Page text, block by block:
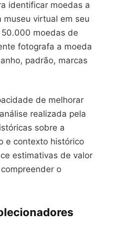
identificar moedas a
virtual em seu
moedas de
fotografa a moeda
padrão, marcas
de melhorar
realizada pela
sobre a
e contexto histórico
estimativas de valor
o